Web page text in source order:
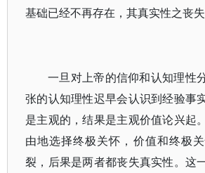
基础已经不再存在，其真实性之丧失
一旦对上帝的信仰和认知理性
张的认知理性迟早会认识到经验事
是主观的，结果是主观价值论兴起
由地选择终极关怀，价值和终极
裂，后果是两者都丧失真实性。这